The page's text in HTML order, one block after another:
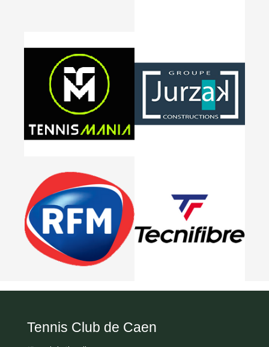
Tennis Club de Caen